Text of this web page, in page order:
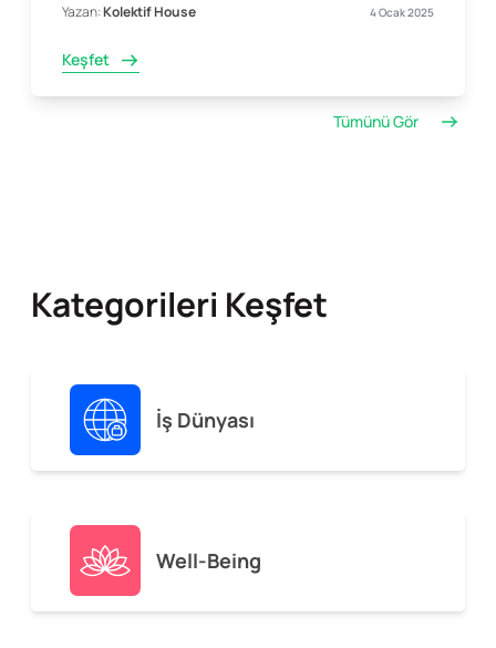
Yazan:Kolektif House 4 Ocak 2025
Keşfet
Tümünü Gör
Kategorileri Keşfet
İş Dünyası
Well-Being